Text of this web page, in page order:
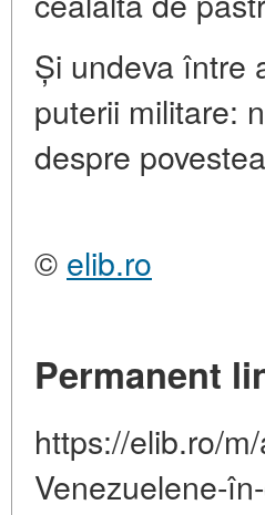
Și undeva între
puterii militare:
despre
© elib.ro
Permanent
https://elib.ro/
Venezuelene-